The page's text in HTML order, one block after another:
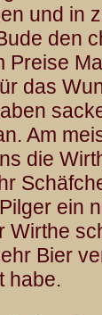
und in
den
Preise
das
Am
die
ein
Wirthe
Bier
habe.